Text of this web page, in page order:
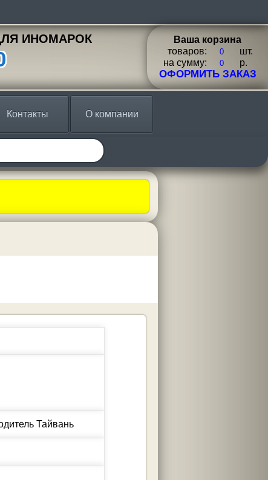
ИНОМАРОК
Ваша корзина
товаров:
шт.
на сумму:
p.
ОФОРМИТЬ ЗАКАЗ
Контакты О компании